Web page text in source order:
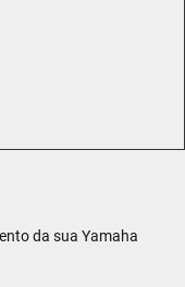
da sua Yamaha